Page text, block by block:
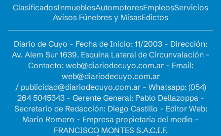
ClasificadosInmueblesAutomotoresEmpleosServicios
Avisos Fúnebres y MisasEdictos
Diario de Cuyo - Fecha de Inicio: 11/2003 - Dirección:
Av. Alem Sur 1639. Esquina Lateral de Circunvalación -
Contacto: web@diariodecuyo.com.ar- Email:
web@diariodecuyo.com.ar
/ publicidad@diariodecuyo.com.ar- Whatsapp: (054)
264 5045343 - Gerente General: Pablo Dellazoppa -
Secretario de Redacción: Diego Castillo - Editor Web:
Mario Romero - Empresa propietaria del medio -
FRANCISCO MONTES S.A.C.I.F.